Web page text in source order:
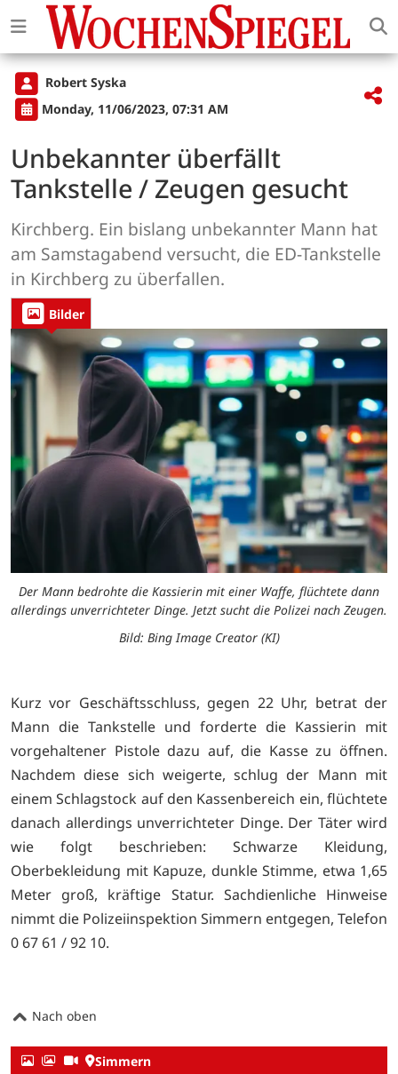
Robert Syska
Monday, 11/06/2023, 07:31 AM
Unbekannter überfällt
Tankstelle / Zeugen gesucht
Kirchberg. Ein bislang unbekannter Mann hat
am Samstagabend versucht, die ED-Tankstelle
in Kirchberg zu überfallen.
Bilder
Der Mann bedrohte die Kassierin mit einer Waffe, flüchtete dann
allerdings unverrichteter Dinge. Jetzt sucht die Polizei nach Zeugen.
Bild: Bing Image Creator (KI)
Kurz vor Geschäftsschluss, gegen 22 Uhr, betrat der
Mann die Tankstelle und forderte die Kassierin mit
vorgehaltener Pistole dazu auf, die Kasse zu öffnen.
Nachdem diese sich weigerte, schlug der Mann mit
einem Schlagstock auf den Kassenbereich ein, flüchtete
danach allerdings unverrichteter Dinge. Der Täter wird
wie folgt beschrieben: Schwarze Kleidung,
Oberbekleidung mit Kapuze, dunkle Stimme, etwa 1,65
Meter groß, kräftige Statur. Sachdienliche Hinweise
nimmt die Polizeiinspektion Simmern entgegen, Telefon
0 67 61 / 92 10.
Nach oben
Simmern